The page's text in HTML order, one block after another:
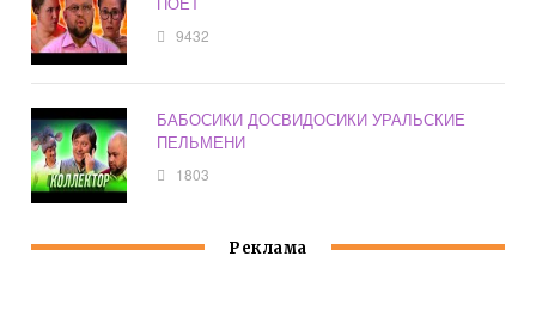
9432
БАБОСИКИ ДОСВИДОСИКИ УРАЛЬСКИЕ
ПЕЛЬМЕНИ
1803
Реклама